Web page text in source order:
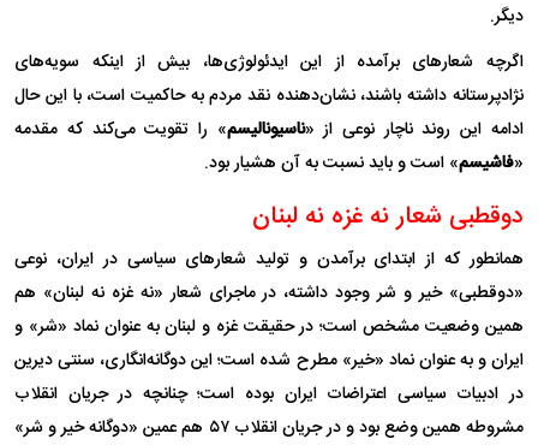
دیگر.
اگرچه شعارهای برآمده از این ایدئولوژی‌ها، بیش از اینکه سویه‌های
نژادپرستانه داشته باشند، نشان‌دهنده نقد مردم به حاکمیت است، با این حال
ادامه این روند ناچار نوعی از «ناسیونالیسم» را تقویت می‌کند که مقدمه
«فاشیسم» است و باید نسبت به آن هشیار بود.
دوقطبی شعار نه غزه نه لبنان
همانطور که از ابتدای برآمدن و تولید شعارهای سیاسی در ایران، نوعی
«دوقطبی» خیر و شر وجود داشته، در ماجرای شعار «نه غزه نه لبنان» هم
همین وضعیت مشخص است؛ در حقیقت غزه و لبنان به عنوان نماد «شر» و
ایران و به عنوان نماد «خیر» مطرح شده است؛ این دوگانه‌انگاری، سنتی دیرین
در ادبیات سیاسی اعتراضات ایران بوده است؛ چنانچه در جریان انقلاب
مشروطه همین وضع بود و در جریان انقلاب ۵۷ هم عمین «دوگانه خیر و شر»